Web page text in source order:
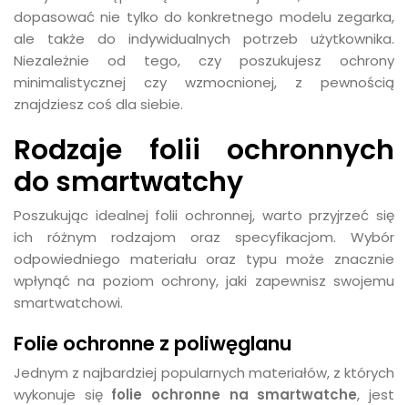
dopasować nie tylko do konkretnego modelu zegarka,
ale także do indywidualnych potrzeb użytkownika.
Niezależnie od tego, czy poszukujesz ochrony
minimalistycznej czy wzmocnionej, z pewnością
znajdziesz coś dla siebie.
Rodzaje folii ochronnych
do smartwatchy
Poszukując idealnej folii ochronnej, warto przyjrzeć się
ich różnym rodzajom oraz specyfikacjom. Wybór
odpowiedniego materiału oraz typu może znacznie
wpłynąć na poziom ochrony, jaki zapewnisz swojemu
smartwatchowi.
Folie ochronne z poliwęglanu
Jednym z najbardziej popularnych materiałów, z których
wykonuje się folie ochronne na smartwatche, jest